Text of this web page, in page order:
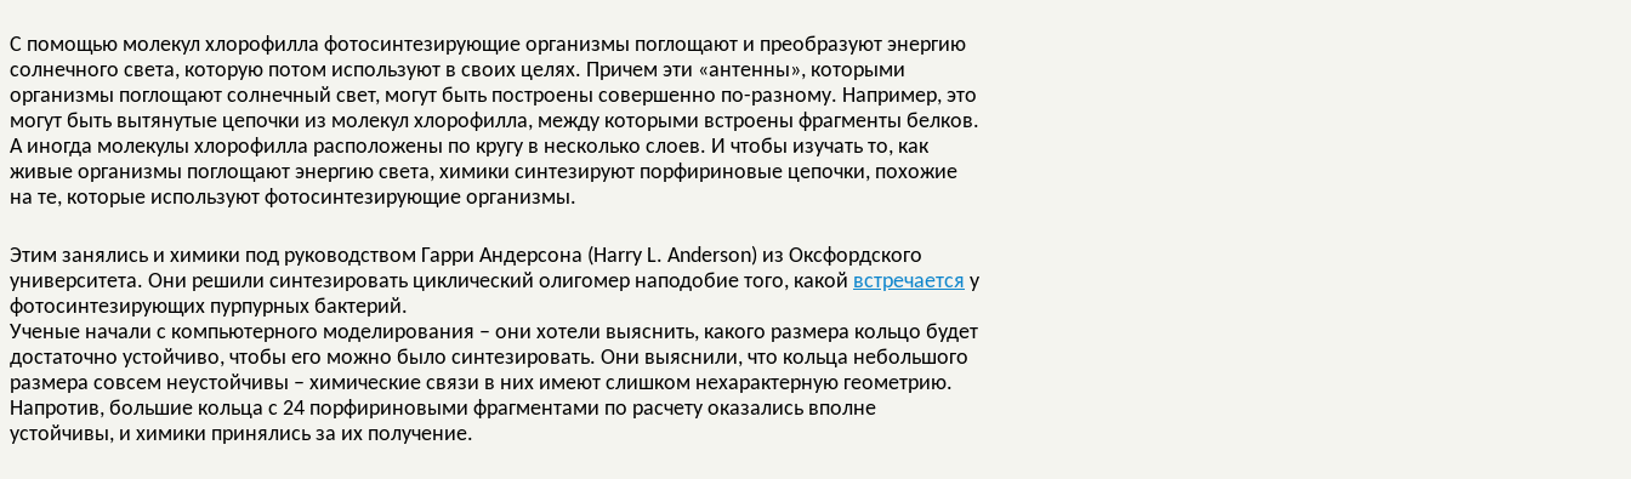
С помощью молекул хлорофилла фотосинтезирующие организмы поглощают и преобразуют энергию
солнечного света, которую потом используют в своих целях. Причем эти «антенны», которыми
организмы поглощают солнечный свет, могут быть построены совершенно по-разному. Например, это
могут быть вытянутые цепочки из молекул хлорофилла, между которыми встроены фрагменты белков.
А иногда молекулы хлорофилла расположены по кругу в несколько слоев. И чтобы изучать то, как
живые организмы поглощают энергию света, химики синтезируют порфириновые цепочки, похожие
на те, которые используют фотосинтезирующие организмы.
Этим занялись и химики под руководством Гарри Андерсона (Harry L. Anderson) из Оксфордского
университета. Они решили синтезировать циклический олигомер наподобие того, какой встречается у
фотосинтезирующих пурпурных бактерий.
Ученые начали с компьютерного моделирования – они хотели выяснить, какого размера кольцо будет
достаточно устойчиво, чтобы его можно было синтезировать. Они выяснили, что кольца небольшого
размера совсем неустойчивы – химические связи в них имеют слишком нехарактерную геометрию.
Напротив, большие кольца с 24 порфириновыми фрагментами по расчету оказались вполне
устойчивы, и химики принялись за их получение.